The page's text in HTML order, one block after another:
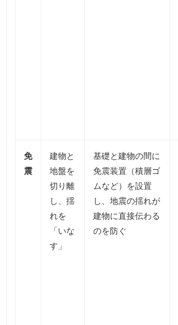
免
震
建物と
地盤を
切り離
し、揺
れを
「いな
す」
基礎と建物の間に
免震装置（積層ゴ
ムなど）を設置
し、地震の揺れが
建物に直接伝わる
のを防ぐ